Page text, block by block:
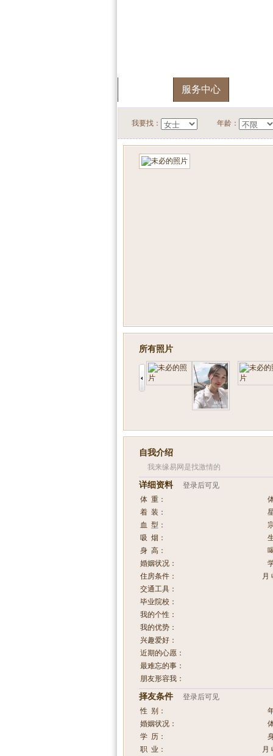
服务中心
我要找： 年龄：
所有照片
自我介绍
我来缘易网是找激情的
详细资料 登录后可见
体 重：
着 装：
血 型：
吸 烟：
身 高：
婚姻状况：
住房条件：
月
交通工具：
毕业院校：
我的个性：
我的优势：
兴趣爱好：
近期的心愿：
最难忘的事：
朋友形容我：
择友条件 登录后可见
性 别：
婚姻状况：
学 历：
职 业：
月